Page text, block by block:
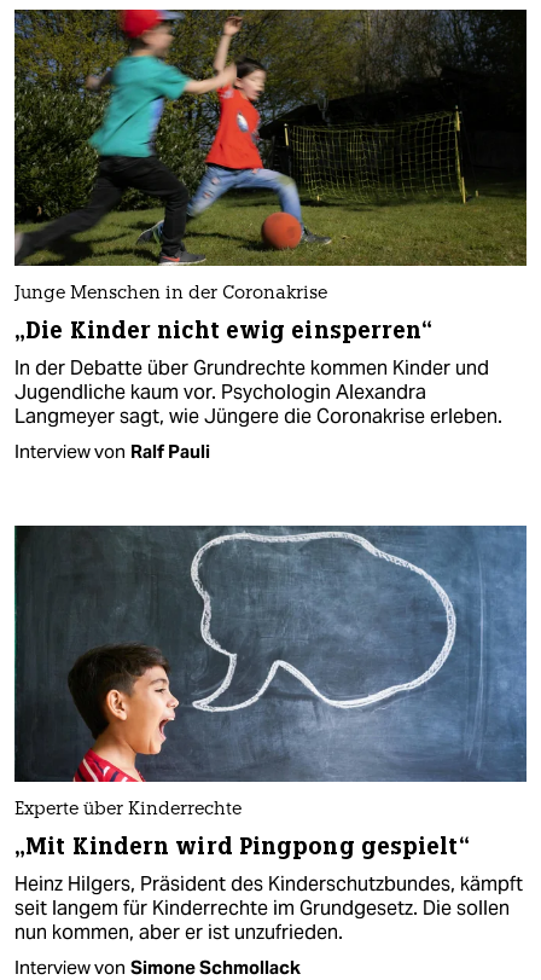
Junge Menschen in der Coronakrise
„Die Kinder nicht ewig einsperren“
In der Debatte über Grundrechte kommen Kinder und
Jugendliche kaum vor. Psychologin Alexandra
Langmeyer sagt, wie Jüngere die Coronakrise erleben.
Interview von Ralf Pauli
Experte über Kinderrechte
„Mit Kindern wird Pingpong gespielt“
Heinz Hilgers, Präsident des Kinderschutzbundes, kämpft
seit langem für Kinderrechte im Grundgesetz. Die sollen
nun kommen, aber er ist unzufrieden.
Interview von Simone Schmollack